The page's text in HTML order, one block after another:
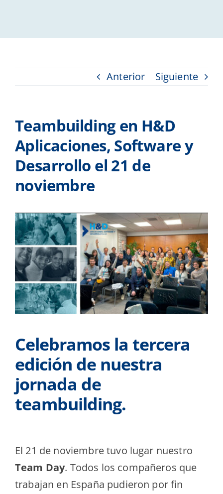
Anterior Siguiente
Teambuilding en H&D
Aplicaciones, Software y
Desarrollo el 21 de
noviembre
Ver
imagen
más
grande
Celebramos la tercera
edición de nuestra
jornada de
teambuilding.
El 21 de noviembre tuvo lugar nuestro
Team Day. Todos los compañeros que
trabajan en España pudieron por fin